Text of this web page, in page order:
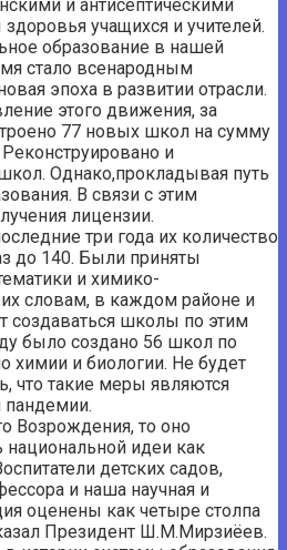
и антисептическими
учащихся и учителей.
образование в нашей
стало всенародным
эпоха в развитии отрасли.
этого движения, за
77 новых школ на сумму
и
Однако,прокладывая путь
В связи с этим
лицензии.
три года их количество
до 140. Были приняты
и химико-
словам, в каждом районе и
создаваться школы по этим
было создано 56 школ по
химии и биологии. Не будет
что такие меры являются
пандемии.
Возрождения, то оно
национальной идеи как
детских садов,
и наша научная и
оценены как четыре столпа
Президент Ш.М.Мирзиёев.